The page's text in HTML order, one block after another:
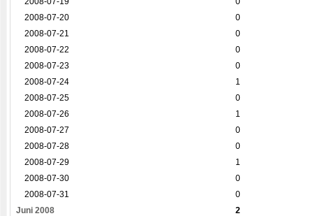
2008-07-20
0
2008-07-21
0
2008-07-22
0
2008-07-23
0
2008-07-24
1
2008-07-25
0
2008-07-26
1
2008-07-27
0
2008-07-28
0
2008-07-29
1
2008-07-30
0
2008-07-31
0
Juni 2008
2